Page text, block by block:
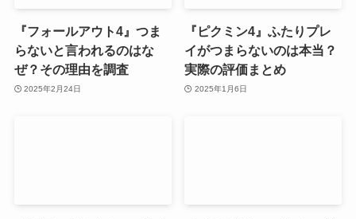
『フォールアウト4』つま
らないと言われるのはな
ぜ？その理由を調査
2025年2月24日
『ピクミン4』ふたりプレ
イがつまらないのは本当？
実際の評価まとめ
2025年1月6日